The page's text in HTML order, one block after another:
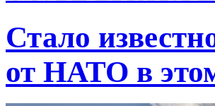
Стало
от НАТО в